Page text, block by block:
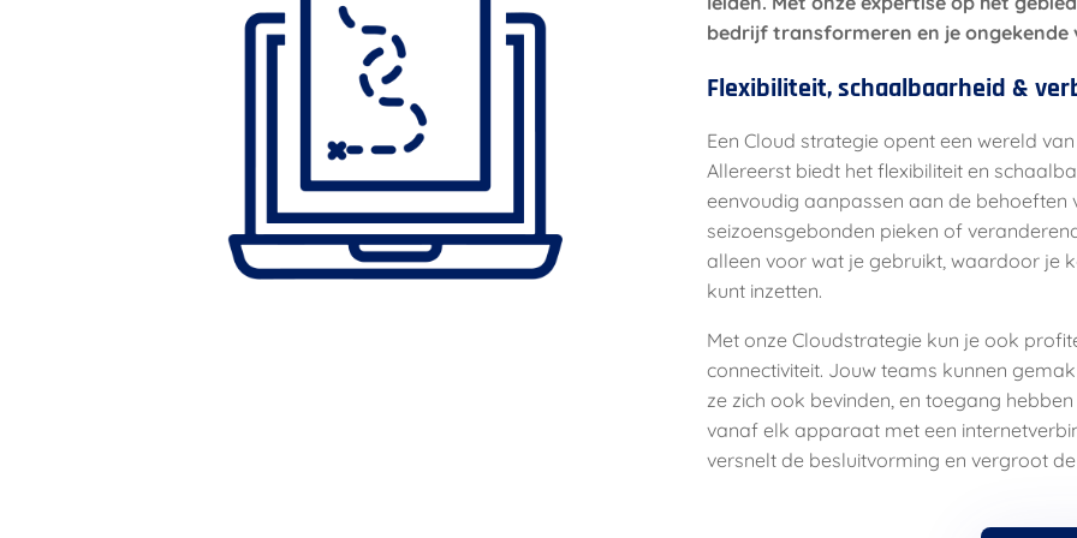
bedrijf transformeren en je ongekende
Flexibiliteit, schaalbaarheid &
Een Cloud strategie opent een wereld
Allereerst biedt het flexibiliteit en
eenvoudig aanpassen aan de
seizoensgebonden pieken of
alleen voor wat je gebruikt, waardoor je
kunt inzetten.
Met onze Cloudstrategie kun je ook
connectiviteit. Jouw teams kunnen
ze zich ook bevinden, en toegang
vanaf elk apparaat met een
versnelt de besluitvorming en vergroot